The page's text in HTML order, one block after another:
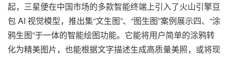
起，三星便在中国市场的多款智能终端上引入了火山引擎豆
包 AI 视觉模型，推出集“文生图”、“图生图”案例展示四、“涂
鸦生图”于一体的智能绘图功能。它能将用户简单的涂鸦转
化为精美图片，也能根据文字描述生成高质量美照，或将现